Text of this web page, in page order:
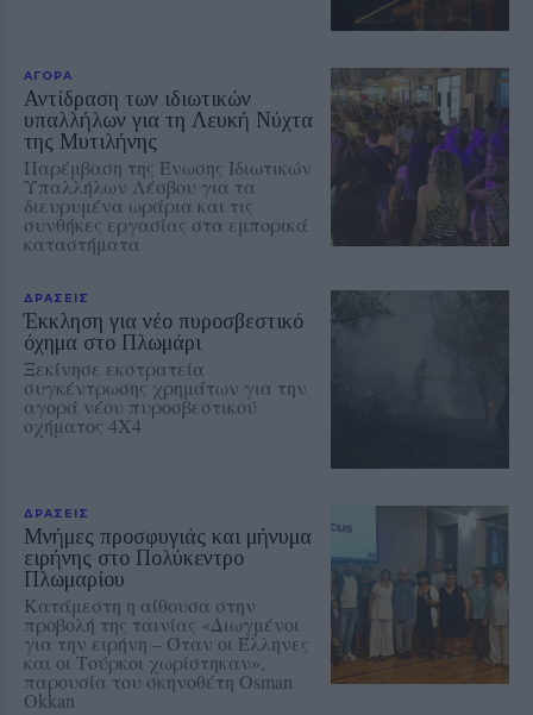
ΑΓΟΡΑ
Αντίδραση των ιδιωτικών
υπαλλήλων για τη Λευκή Νύχτα
της Μυτιλήνης
Παρέμβαση της Ένωσης Ιδιωτικών
Υπαλλήλων Λέσβου για τα
διευρυμένα ωράρια και τις
συνθήκες εργασίας στα εμπορικά
καταστήματα
ΔΡΑΣΕΙΣ
Έκκληση για νέο πυροσβεστικό
όχημα στο Πλωμάρι
Ξεκίνησε εκστρατεία
συγκέντρωσης χρημάτων για την
αγορά νέου πυροσβεστικού
οχήματος 4Χ4
ΔΡΑΣΕΙΣ
Μνήμες προσφυγιάς και μήνυμα
ειρήνης στο Πολύκεντρο
Πλωμαρίου
Κατάμεστη η αίθουσα στην
προβολή της ταινίας «Διωγμένοι
για την ειρήνη – Όταν οι Έλληνες
και οι Τούρκοι χωρίστηκαν»,
παρουσία του σκηνοθέτη Osman
Okkan